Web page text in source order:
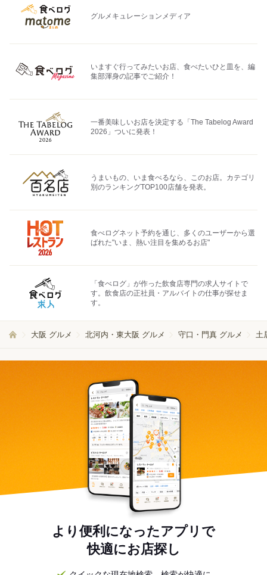
グルメキュレーションメディア
いますぐ行ってみたいお店、食べたいひと皿を、編
集部渾身の記事でご紹介！
一番美味しいお店を決定する「The Tabelog Award
2026」ついに発表！
うまいもの、いま食べるなら、このお店。カテゴリ
別のランキングTOP100店舗を発表。
食べログネット予約を通じ、多くのユーザーから選
ばれた"いま、熱い注目を集めるお店"
「食べログ」が作った飲食店専門の求人サイトで
す。飲食店の正社員・アルバイトの仕事が探せま
す。
大阪 グルメ 北河内・東大阪 グルメ 守口・門真 グルメ 土
より便利になったアプリで
快適にお店探し